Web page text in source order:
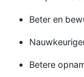
Beter en
Betere